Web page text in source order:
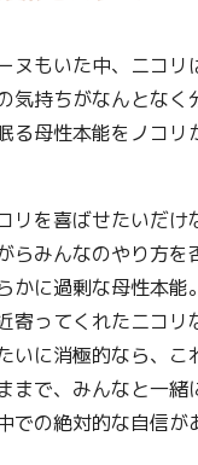
ヌもいた中、ニコリ
気持ちがなんとなく
る母性本能をノコリ
リを喜ばせたいだけ
らみんなのやり方を
かに過剰な母性本能
寄ってくれたニコリ
いに消極的なら、こ
まで、みんなと一緒
での絶対的な自信が